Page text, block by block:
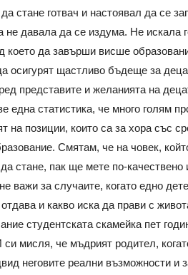
стане готвач и настоявал да се
не давала да се издума. Не искала
което да завърши висше
осигурят щастливо бъдеще за
представите и желанията на
една статистика, че много голям
на позиции, които са за хора със
Смятам, че на човек,
стане, пак ще мете по-качествено
важи за случаите, когато едно
и какво иска да прави с
студентската скамейка пет
си мисля, че мъдрият родител,
неговите реални възможности и